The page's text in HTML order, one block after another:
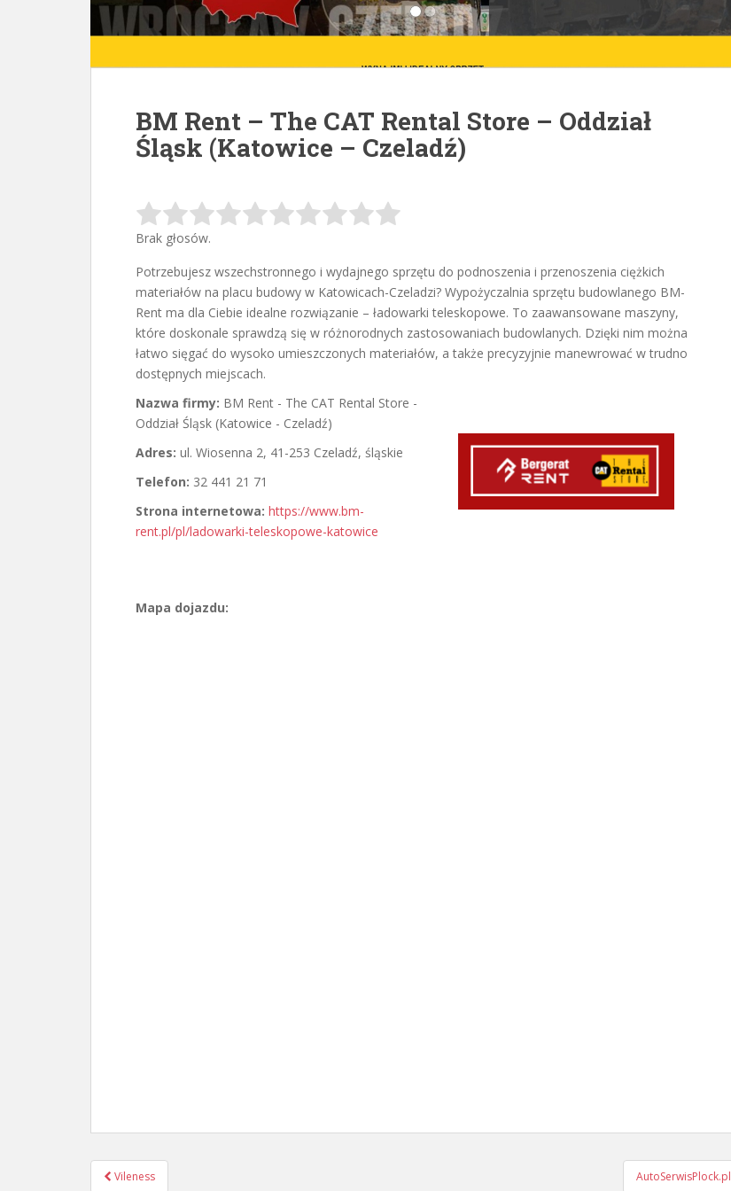
BM Rent – The CAT Rental Store – Oddział
Śląsk (Katowice – Czeladź)
Brak głosów.
Potrzebujesz wszechstronnego i wydajnego sprzętu do podnoszenia i przenoszenia ciężkich
materiałów na placu budowy w Katowicach-Czeladzi? Wypożyczalnia sprzętu budowlanego BM-
Rent ma dla Ciebie idealne rozwiązanie – ładowarki teleskopowe. To zaawansowane maszyny,
które doskonale sprawdzą się w różnorodnych zastosowaniach budowlanych. Dzięki nim można
łatwo sięgać do wysoko umieszczonych materiałów, a także precyzyjnie manewrować w trudno
dostępnych miejscach.
Nazwa firmy: BM Rent - The CAT Rental Store -
Oddział Śląsk (Katowice - Czeladź)
Adres: ul. Wiosenna 2, 41-253 Czeladź, śląskie
Telefon: 32 441 21 71
Strona internetowa: https://www.bm-
rent.pl/pl/ladowarki-teleskopowe-katowice
Mapa dojazdu:
Post
Vileness AutoSerwisPlock.pl